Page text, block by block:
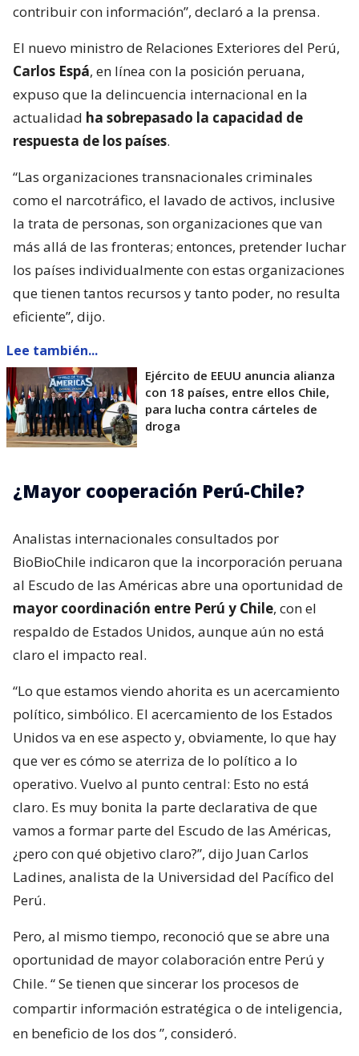
contribuir con información”, declaró a la prensa.
El nuevo ministro de Relaciones Exteriores del Perú,
Carlos Espá, en línea con la posición peruana,
expuso que la delincuencia internacional en la
actualidad ha sobrepasado la capacidad de
respuesta de los países.
“Las organizaciones transnacionales criminales
como el narcotráfico, el lavado de activos, inclusive
la trata de personas, son organizaciones que van
más allá de las fronteras; entonces, pretender luchar
los países individualmente con estas organizaciones
que tienen tantos recursos y tanto poder, no resulta
eficiente”, dijo.
Lee también...
Ejército de EEUU anuncia alianza
con 18 países, entre ellos Chile,
para lucha contra cárteles de
droga
¿Mayor cooperación Perú-Chile?
Analistas internacionales consultados por
BioBioChile indicaron que la incorporación peruana
al Escudo de las Américas abre una oportunidad de
mayor coordinación entre Perú y Chile, con el
respaldo de Estados Unidos, aunque aún no está
claro el impacto real.
“Lo que estamos viendo ahorita es un acercamiento
político, simbólico. El acercamiento de los Estados
Unidos va en ese aspecto y, obviamente, lo que hay
que ver es cómo se aterriza de lo político a lo
operativo. Vuelvo al punto central: Esto no está
claro. Es muy bonita la parte declarativa de que
vamos a formar parte del Escudo de las Américas,
¿pero con qué objetivo claro?”, dijo Juan Carlos
Ladines, analista de la Universidad del Pacífico del
Perú.
Pero, al mismo tiempo, reconoció que se abre una
oportunidad de mayor colaboración entre Perú y
Chile. “Se tienen que sincerar los procesos de
compartir información estratégica o de inteligencia,
en beneficio de los dos ”, consideró.